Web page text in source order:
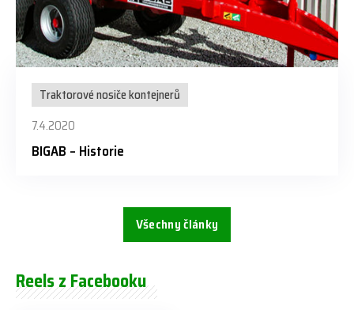
Traktorové nosiče kontejnerů
7.4.2020
BIGAB – Historie
Všechny články
Reels z Facebooku